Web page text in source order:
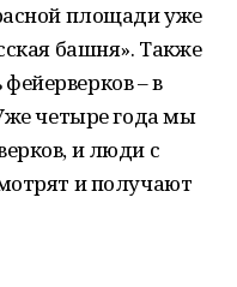
площади уже
башня». Также
– в
четыре года мы
и люди с
и получают